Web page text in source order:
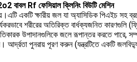
বাবল Rf ফেসিয়াল ক্লিনিং বিউটি মেশিন
একটি ক্ষারীয় জল যা অ্যাসিডিক পিএইচ সহ
শরীরের অতিরিক্ত বার্ধক্যজনিত কারণগুলি
উপাদানগুলিকে জলে রূপান্তর করতে পারে,
আর্দ্রতা পুনরায় পূরণ করুন (যন্ত্রটিতে একটি